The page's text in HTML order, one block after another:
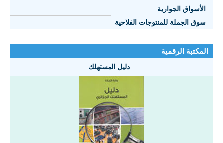
الأسواق الجوارية
سوق الجملة للمنتوجات الفلاحية
المكتبة الرقمية
دليل المستهلك